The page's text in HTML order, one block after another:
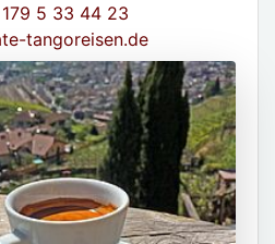
5 33 44 23
tangoreisen.de